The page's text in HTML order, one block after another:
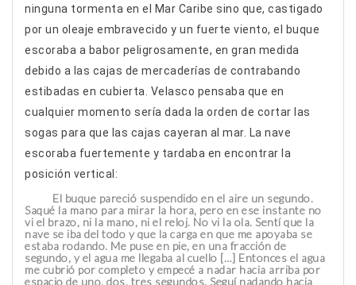
ninguna tormenta en el Mar Caribe sino que, castigado
por un oleaje embravecido y un fuerte viento, el buque
escoraba a babor peligrosamente, en gran medida
debido a las cajas de mercaderías de contrabando
estibadas en cubierta. Velasco pensaba que en
cualquier momento sería dada la orden de cortar las
sogas para que las cajas cayeran al mar. La nave
escoraba fuertemente y tardaba en encontrar la
posición vertical:
El buque pareció suspendido en el aire un segundo.
Saqué la mano para mirar la hora, pero en ese instante no
vi el brazo, ni la mano, ni el reloj. No vi la ola. Sentí que la
nave se iba del todo y que la carga en que me apoyaba se
estaba rodando. Me puse en pie, en una fracción de
segundo, y el agua me llegaba al cuello […] Entonces el agua
me cubrió por completo y empecé a nadar hacia arriba por
espacio de uno, dos, tres segundos. Seguí nadando hacia